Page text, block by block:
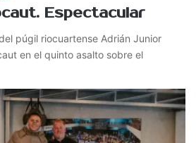
Espectacular
púgil riocuartense Adrián Junior
en el quinto asalto sobre el